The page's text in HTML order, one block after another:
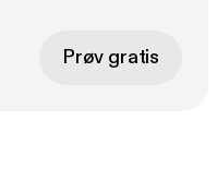
Prøv gratis